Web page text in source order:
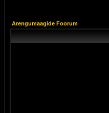
Arengumaagide Foorum